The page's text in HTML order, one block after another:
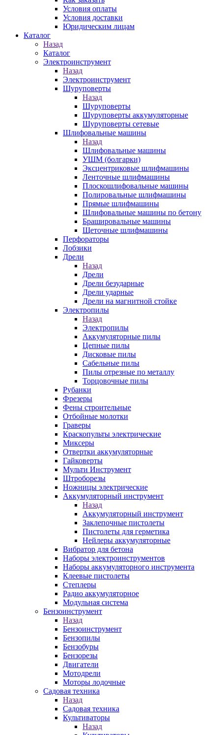
Условия оплаты
Условия доставки
Юридическим лицам
Каталог
Назад
Каталог
Электроинструмент
Назад
Электроинструмент
Шуруповерты
Назад
Шуруповерты
Шуруповерты аккумуляторные
Шуруповерты сетевые
Шлифовальные машины
Назад
Шлифовальные машины
УШМ (болгарки)
Эксцентриковые шлифмашины
Ленточные шлифмашины
Плоскошлифовальные машины
Полировальные шлифмашины
Прямые шлифмашины
Шлифовальные машины по бетону
Брашировальные машины
Щеточные шлифмашины
Перфораторы
Лобзики
Дрели
Назад
Дрели
Дрели безударные
Дрели ударные
Дрели на магнитной стойке
Электропилы
Назад
Электропилы
Аккумуляторные пилы
Цепные пилы
Дисковые пилы
Сабельные пилы
Пилы отрезные по металлу
Торцовочные пилы
Рубанки
Фрезеры
Фены строительные
Отбойные молотки
Граверы
Краскопульты электрические
Миксеры
Отвертки аккумуляторные
Гайковерты
Мульти Инструмент
Штроборезы
Ножницы электрические
Аккумуляторный инструмент
Назад
Аккумуляторный инструмент
Заклепочные пистолеты
Пистолеты для герметика
Нейлеры аккумуляторные
Вибратор для бетона
Наборы электроинструментов
Наборы аккумуляторного инструмента
Клеевые пистолеты
Степлеры
Радио аккумуляторное
Модульная система
Бензоинструмент
Назад
Бензоинструмент
Бензопилы
Бензобуры
Бензорезы
Двигатели
Мотодрели
Моторы лодочные
Садовая техника
Назад
Садовая техника
Культиваторы
Назад